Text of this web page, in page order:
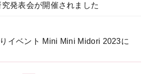
発表会が開催されました
イベント Mini Mini Midori 2023に